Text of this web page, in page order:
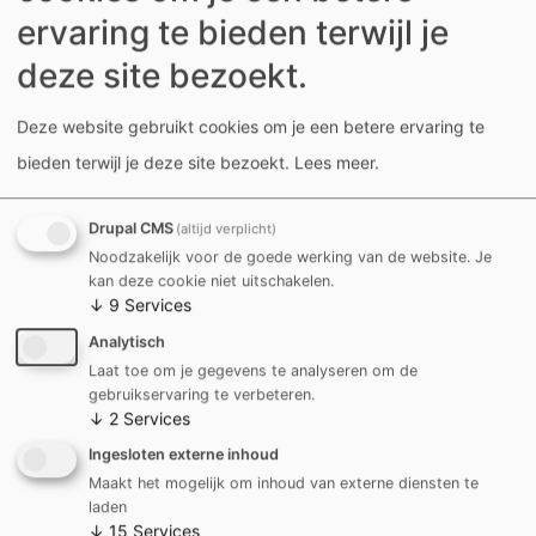
stukken. Het zijn authentieke verhalen gemaakt door
en met onze Zorgelozen. Sommigen vertellen het
woord anderen maken muziek of helpen achter de
schermen. We laten kwetsbare spelers aan het
woord.
“Little men can be big”, zoals Geert Six het ook zou
aangeven: “tjoolders, zij en wij, kleine mensjes, kunnen
ook iets. Dat is waar het over gaat. Het gevecht om
waardigheid.”
Onze volgende voorstelling ‘Klankenkoorts’
première op 30 mei en zal 8 keer worden gespeeld.
Waarom vond je het werken met UiTPAS belangrijk?
Elke drempel die er is, willen we ‘verbreken’. Onze
ervaring te bieden terwijl je
deze site bezoekt.
Deze website gebruikt cookies om je een betere ervaring te
bieden terwijl je deze site bezoekt. Lees meer.
Drupal CMS (altijd verplicht)
Noodzakelijk voor de goede werking van de website. Je
kan deze cookie niet uitschakelen.
↓ 9 Services
Analytisch
Laat toe om je gegevens te analyseren om de
gebruikservaring te verbeteren.
↓ 2 Services
Ingesloten externe inhoud
Maakt het mogelijk om inhoud van externe diensten te
laden
↓ 15 Services